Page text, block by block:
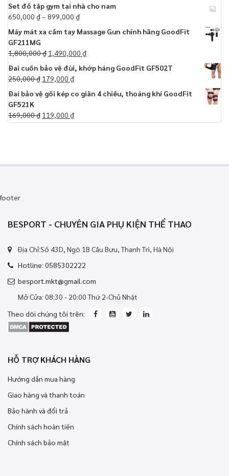
Set đồ tập gym tại nhà cho nam
650,000 ₫– 899,000 ₫
Máy mát xa cầm tay Massage Gun chính hãng GoodFit
GF211MG
1,800,000₫ 1,490,000 ₫
Đai cuốn bảo vệ đùi, khớp háng GoodFit GF502T
250,000₫ 179,000 ₫
Đai bảo vệ gối kép co giãn 4 chiều, thoáng khí GoodFit
GF521K
169,000₫ 119,000 ₫
footer
BESPORT - CHUYÊN GIA PHỤ KIỆN THỂ THAO
Địa Chỉ:Số 43D, Ngõ 1B Cầu Bưu, Thanh Trì, Hà Nội
Hotline: 0585302222
besport.mkt@gmail.com
Mở Cửa: 08:30 - 20:00 Thứ 2-Chủ Nhật
Theo dõi chúng tôi trên:
HỖ TRỢ KHÁCH HÀNG
Hướng dẫn mua hàng
Giao hàng và thanh toán
Bảo hành và đổi trả
Chính sách hoàn tiền
Chính sách bảo mật